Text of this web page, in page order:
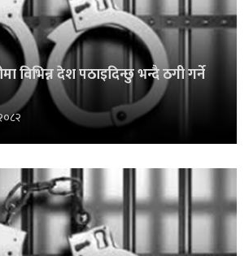
विभिन्न देश पठाइदिन्छु भन्दै ठगी गर्ने